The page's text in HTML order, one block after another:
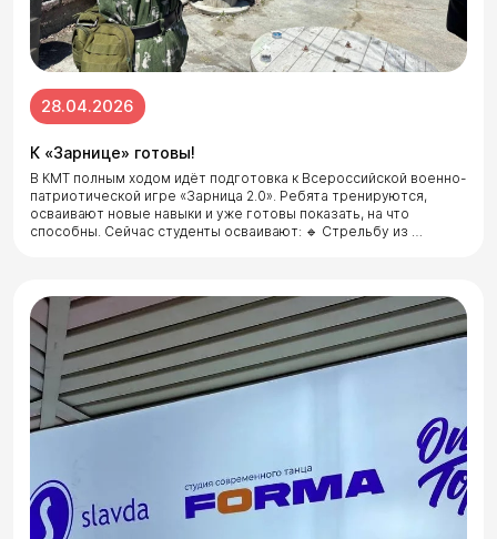
28.04.2026
К «Зарнице» готовы!
В КМТ полным ходом идёт подготовка к Всероссийской военно-
патриотической игре «Зарница 2.0». Ребята тренируются,
осваивают новые навыки и уже готовы показать, на что
способны. Сейчас студенты осваивают: 🔹 Стрельбу из …